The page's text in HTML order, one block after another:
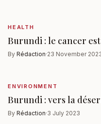
HEALTH
Burundi : le cancer est
By Rédaction·23 November
ENVIRONMENT
Burundi : vers la
By Rédaction·3 July 2023